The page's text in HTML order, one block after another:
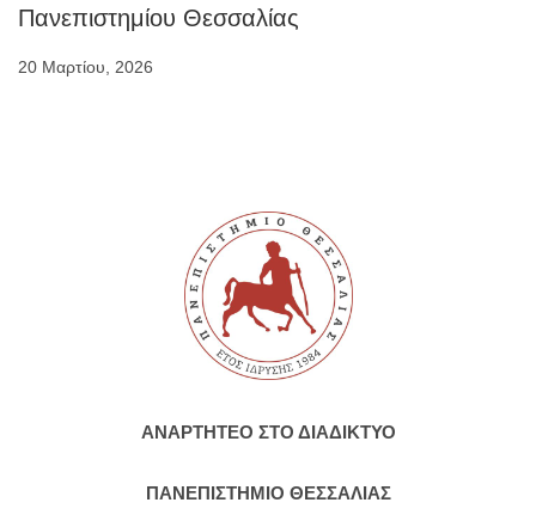
Πανεπιστημίου Θεσσαλίας
20 Μαρτίου, 2026
ΑΝΑΡΤΗΤΕΟ ΣΤΟ ΔΙΑΔΙΚΤΥΟ
ΠΑΝΕΠΙΣΤΗΜΙΟ ΘΕΣΣΑΛΙΑΣ